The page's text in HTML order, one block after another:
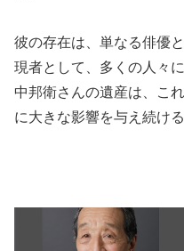
彼の存在は、単なる俳優
現者として、多くの人々
中邦衛さんの遺産は、こ
に大きな影響を与え続け